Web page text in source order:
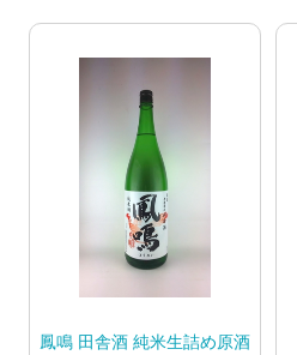
鳳鳴 田舎酒 純米生詰め原酒